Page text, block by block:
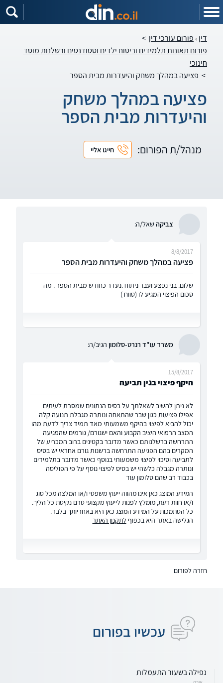
דין פורום עורכי דין >
פורום תאונות תלמידים וביטוח ילדים וסטודנטים ורשלנות מוסד
חינוכי
> פציעה במהלך משחק והיעדרות מבית הספר
פציעה במהלך משחק
והיעדרות מבית הספר
מנהל/ת הפורום: חייגו אליי
צביקהשאל/ה:
פציעה במהלך משחק והיעדרות מבית הספר
8/8/2017
שלום. בני נפצע ועבר ניתוח .נעדר כחודש מבית הספר . מה
סכום הפיצוי המגיע לו (טווח )
משרד עו"ד רנרט-סלומון הגיב/ה:
היקף פיצוי בגין תביעה
15/8/2017
לא ניתן להשיב לשאלתך על בסיס הנתונים שמסרת לעיתים
אפילו פציעות כגון שבר שהתאחה ונותרה מגבלת תנועה קלה
יכול להביא לפיצוי בהיקף משמעותי מאד תמיד צריך לדעת מהו
המצב הרפואי היציב הקבוע והאם ישגורם/ גורמים שהפגיעה
התרחשה ברשלנותם כאשר מדובר בקטינים ברוב המכריע של
המקרים בהם הפגיעה התרחשה ברשנות גורם אחראי יש בסיס
לתביעה וסיכוי לפיצוי משמעותי בנוסף כאשר מדובר בתלמידים
ונותרה מגבלה כלשהי יש בסיס לפיצוי נוסף על פי הפוליסה
בכבוד רב שהם סלומון עוד
המידע המוצג כאן אינו מהווה ייעוץ משפטי ו/או המלצה מכל סוג
ו/או חוות דעת, מומלץ לפנות לייעוץ מקצועי טרם נקיטת כל הליך.
כל הסתמכות על המידע המוצג כאן היא באחריותך בלבד.
הגלישה באתר היא בכפוף לתקנון האתר
חזרה לפורום
עכשיו בפורום
נפילה בשעור התעמלות